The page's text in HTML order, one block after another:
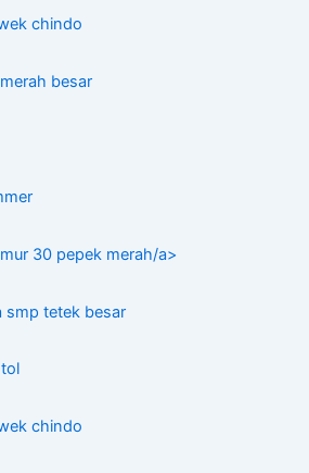
chindo
besar
30 pepek merah/a>
smp tetek besar
chindo